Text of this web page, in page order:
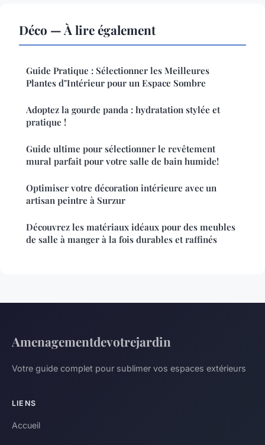
Déco — À lire également
Guide Pratique : Sélectionner les Meilleures
Plantes d"Intérieur pour un Espace Sombre
Adoptez la gourde panda : hydratation stylée et
pratique !
Guide ultime pour sélectionner le revêtement
mural parfait pour votre salle de bain humide!
Optimiser votre décoration intérieure avec un
artisan peintre à Surzur
Découvrez les matériaux idéaux pour des meubles
de salle à manger à la fois durables et raffinés
Amenagementdevotrejardin
Votre guide complet pour sublimer vos espaces extérieurs
LIENS
Accueil